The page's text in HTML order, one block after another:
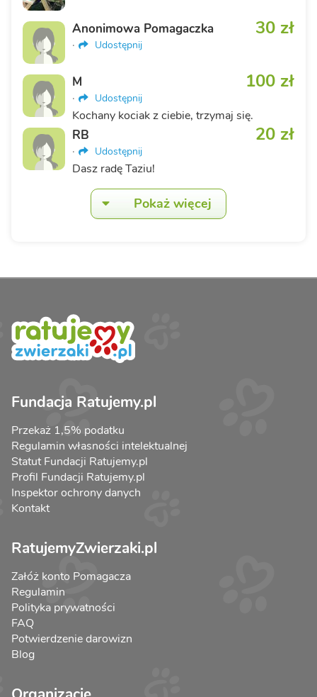
30 zł
Anonimowa Pomagaczka
· Udostępnij
100 zł
M
· Udostępnij
Kochany kociak z ciebie, trzymaj się.
20 zł
RB
· Udostępnij
Dasz radę Taziu!
Pokaż więcej
Fundacja Ratujemy.pl
Przekaż 1,5% podatku
Regulamin własności intelektualnej
Statut Fundacji Ratujemy.pl
Profil Fundacji Ratujemy.pl
Inspektor ochrony danych
Kontakt
RatujemyZwierzaki.pl
Załóż konto Pomagacza
Regulamin
Polityka prywatności
FAQ
Potwierdzenie darowizn
Blog